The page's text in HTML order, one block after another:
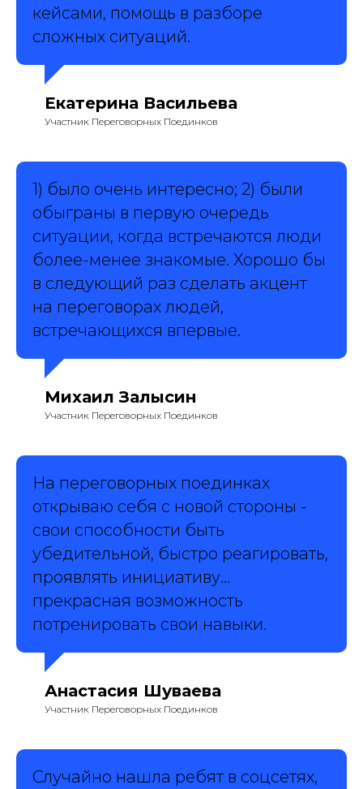
кейсами, помощь в разборе
сложных ситуаций.
Екатерина Васильева
Участник Переговорных Поединков
1) было очень интересно; 2) были
обыграны в первую очередь
ситуации, когда встречаются люди
более-менее знакомые. Хорошо бы
в следующий раз сделать акцент
на переговорах людей,
встречающихся впервые.
Михаил Залысин
Участник Переговорных Поединков
На переговорных поединках
открываю себя с новой стороны -
свои способности быть
убедительной, быстро реагировать,
проявлять инициативу...
прекрасная возможность
потренировать свои навыки.
Анастасия Шуваева
Участник Переговорных Поединков
Случайно нашла ребят в соцсетях,